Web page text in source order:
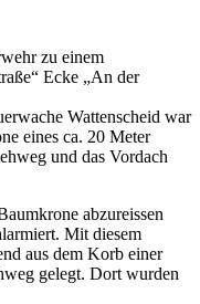
zu einem
Ecke „An der
Wattenscheid war
eines ca. 20 Meter
und das Vordach
abzureissen
Mit diesem
aus dem Korb einer
gelegt. Dort wurden